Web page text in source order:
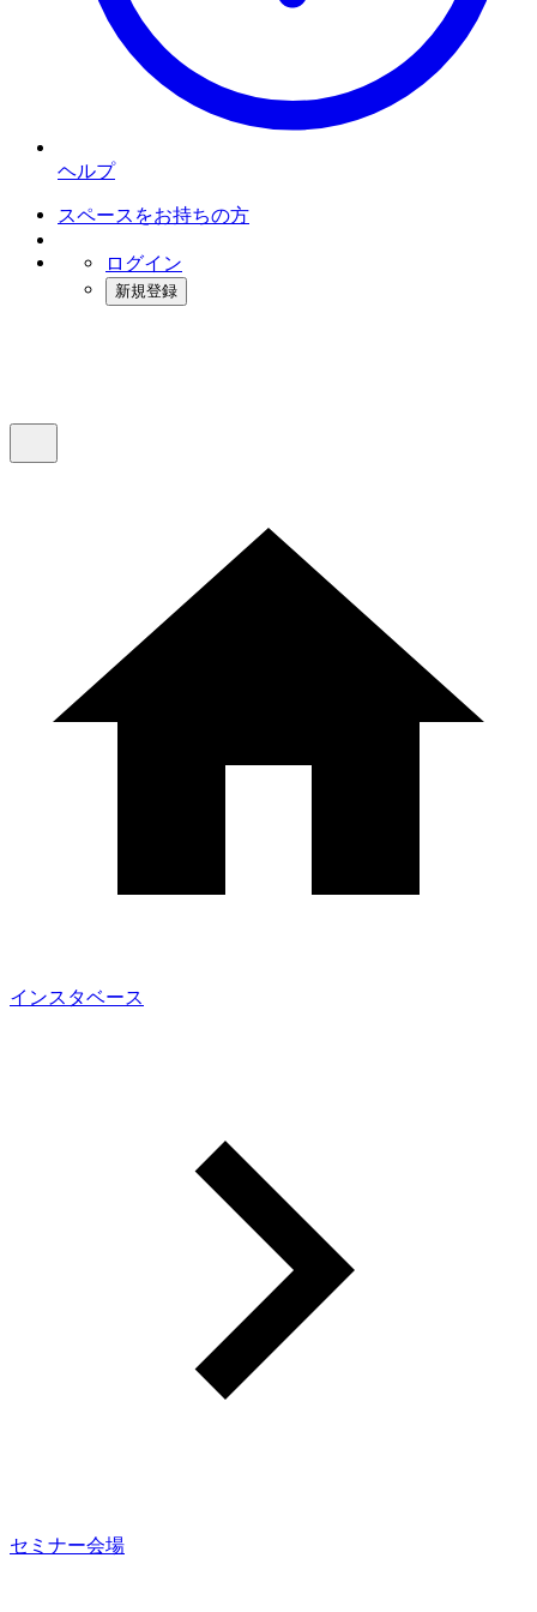
ヘルプ
スペースをお持ちの方
ログイン
新規登録
インスタベース
セミナー会場